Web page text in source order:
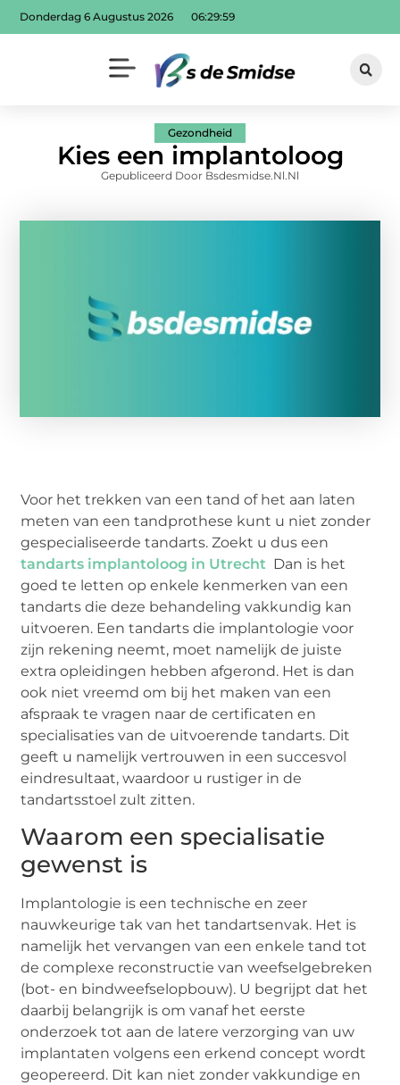
Donderdag 6 Augustus 2026 06:30:01
Gezondheid
Kies een implantoloog
Gepubliceerd Door Bsdesmidse.nl.nl
Voor het trekken van een tand of het aan laten
meten van een tandprothese kunt u niet zonder
gespecialiseerde tandarts. Zoekt u dus een
tandarts implantoloog in Utrecht Dan is het
goed te letten op enkele kenmerken van een
tandarts die deze behandeling vakkundig kan
uitvoeren. Een tandarts die implantologie voor
zijn rekening neemt, moet namelijk de juiste
extra opleidingen hebben afgerond. Het is dan
ook niet vreemd om bij het maken van een
afspraak te vragen naar de certificaten en
specialisaties van de uitvoerende tandarts. Dit
geeft u namelijk vertrouwen in een succesvol
eindresultaat, waardoor u rustiger in de
tandartsstoel zult zitten.
Waarom een specialisatie
gewenst is
Implantologie is een technische en zeer
nauwkeurige tak van het tandartsenvak. Het is
namelijk het vervangen van een enkele tand tot
de complexe reconstructie van weefselgebreken
(bot- en bindweefselopbouw). U begrijpt dat het
daarbij belangrijk is om vanaf het eerste
onderzoek tot aan de latere verzorging van uw
implantaten volgens een erkend concept wordt
geopereerd. Dit kan niet zonder vakkundige en